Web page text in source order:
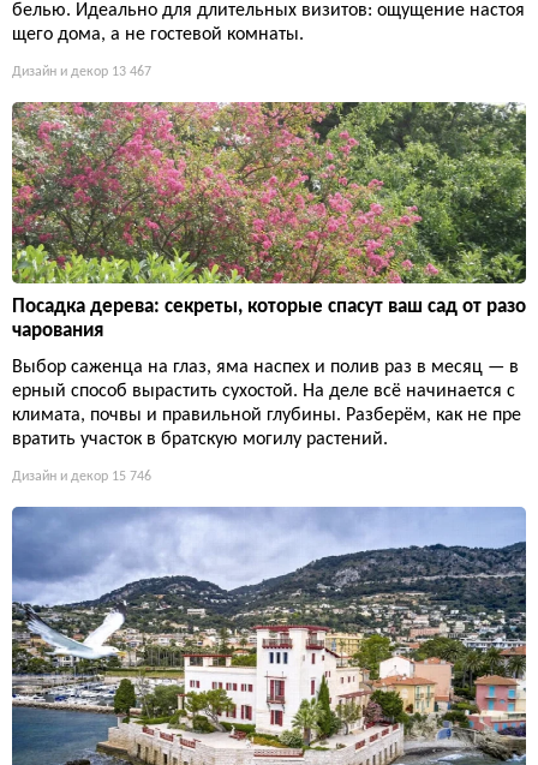
белью. Идеально для длительных визитов: ощущение настоя
щего дома, а не гостевой комнаты.
Дизайн и декор 13 467
Посадка дерева: секреты, которые спасут ваш сад от разо
чарования
Выбор саженца на глаз, яма наспех и полив раз в месяц — в
ерный способ вырастить сухостой. На деле всё начинается с
климата, почвы и правильной глубины. Разберём, как не пре
вратить участок в братскую могилу растений.
Дизайн и декор 15 746